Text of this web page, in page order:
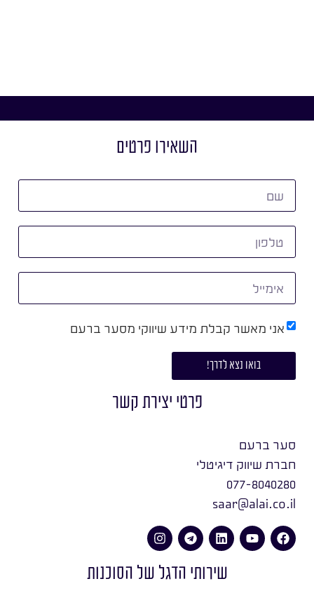
השאירו פרטים
אני מאשר קבלת מידע שיווקי מסער ברעם
בואו נצא לדרך!
פרטי יצירת קשר
סער ברעם
חברת שיווק דיגיטלי
077-8040280
saar@alai.co.il
שירותי הדגל של הסוכנות